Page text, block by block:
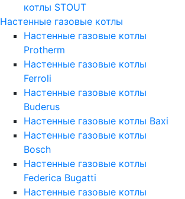
котлы STOUT
Настенные газовые котлы
Настенные газовые котлы
Protherm
Настенные газовые котлы
Ferroli
Настенные газовые котлы
Buderus
Настенные газовые котлы Baxi
Настенные газовые котлы
Bosch
Настенные газовые котлы
Federica Bugatti
Настенные газовые котлы